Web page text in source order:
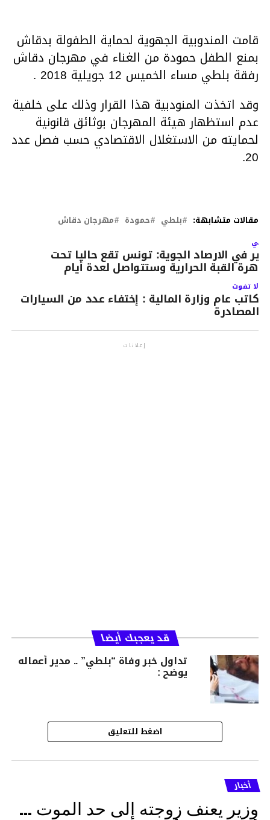
قامت المندوبية الجهوية لحماية الطفولة بدقاش
بمنع الطفل حمودة من الغناء في مهرجان دقاش
رفقة بلطي مساء الخميس 12 جويلية 2018 .
وقد اتخذت المنودبية هذا القرار وذلك على خلفية
عدم استظهار هيئة المهرجان بوثائق قانونية
لحمايته من الاستغلال الاقتصادي حسب فصل عدد
20.
مقالات متشابهة: بلطي حمودة مهرجان دقاش
في الارصاد الجوية: تونس تقع حاليا تحت
القبة الحرارية وستتواصل لعدة أيام
لا تفوت
كاتب عام وزارة المالية : إختفاء عدد من السيارات
المصادرة
إعلانات
قد يعجبك أيضا
تداول خبر وفاة “بلطي” .. مدير أعماله
يوضح :
اضغط للتعليق
أخبار
وزير يعنف زوجته إلى حد الموت …